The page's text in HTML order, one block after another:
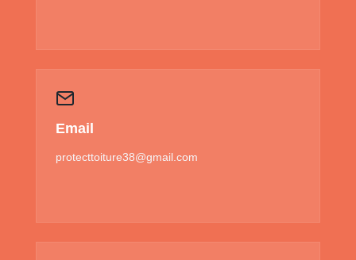
Email
protecttoiture38@gmail.com